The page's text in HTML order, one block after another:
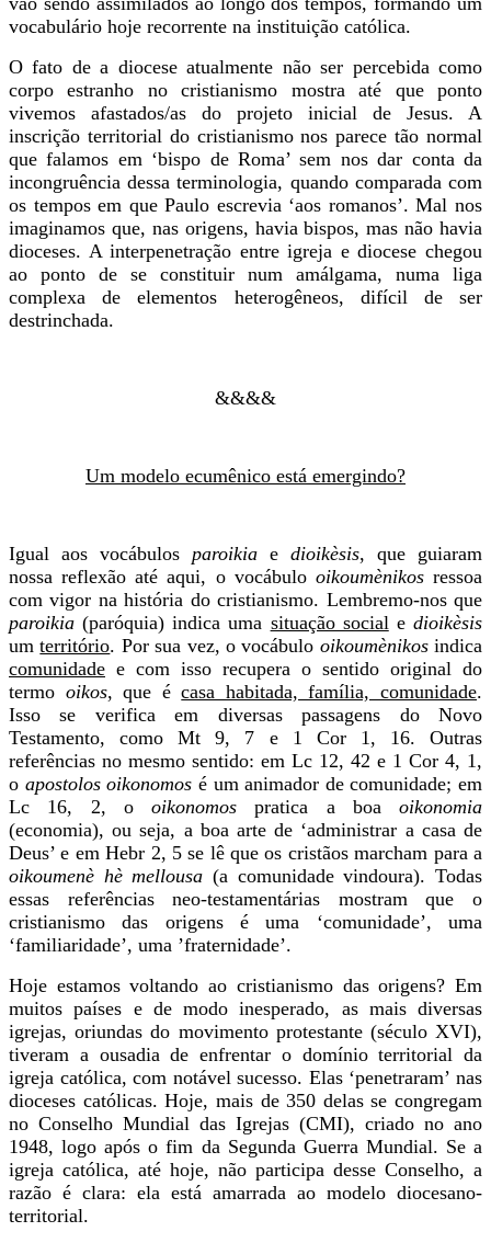
vocabulário hoje recorrente na instituição católica.
O fato de a diocese atualmente não ser percebida como
corpo estranho no cristianismo mostra até que ponto
vivemos afastados/as do projeto inicial de Jesus. A
inscrição territorial do cristianismo nos parece tão normal
que falamos em ‘bispo de Roma’ sem nos dar conta da
incongruência dessa terminologia, quando comparada com
os tempos em que Paulo escrevia ‘aos romanos’. Mal nos
imaginamos que, nas origens, havia bispos, mas não havia
dioceses. A interpenetração entre igreja e diocese chegou
ao ponto de se constituir num amálgama, numa liga
complexa de elementos heterogêneos, difícil de ser
destrinchada.
&&&&
Um modelo ecumênico está emergindo?
Igual aos vocábulos paroikia e dioikèsis, que guiaram
nossa reflexão até aqui, o vocábulo oikoumènikosressoa
com vigor na história do cristianismo. Lembremo-nos que
paroikia(paróquia) indica uma situação social edioikèsis
umterritório. Por sua vez, o vocábulo oikoumènikos indica
comunidade e com isso recupera o sentido original do
termo oikos, que écasa habitada, família, comunidade.
Isso se verifica em diversas passagens do Novo
Testamento, como Mt 9, 7 e 1 Cor 1, 16. Outras
referências no mesmo sentido: em Lc 12, 42 e 1 Cor 4, 1,
o apostolos oikonomos é um animador de comunidade; em
Lc 16, 2, o oikonomospratica a boa oikonomia
(economia), ou seja, a boa arte de ‘administrar a casa de
Deus’ e em Hebr 2, 5 se lê que os cristãos marcham para a
oikoumenè hè mellousa (a comunidade vindoura). Todas
essas referências neo-testamentárias mostram que o
cristianismo das origens é uma ‘comunidade’, uma
‘familiaridade’, uma ’fraternidade’.
Hoje estamos voltando ao cristianismo das origens? Em
muitos países e de modo inesperado, as mais diversas
igrejas, oriundas do movimento protestante (século XVI),
tiveram a ousadia de enfrentar o domínio territorial da
igreja católica, com notável sucesso. Elas ‘penetraram’ nas
dioceses católicas. Hoje, mais de 350 delas se congregam
no Conselho Mundial das Igrejas (CMI), criado no ano
1948, logo após o fim da Segunda Guerra Mundial. Se a
igreja católica, até hoje, não participa desse Conselho, a
razão é clara: ela está amarrada ao modelo diocesano-
territorial.